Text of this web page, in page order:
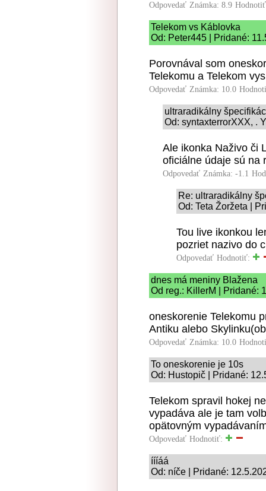
Odpovedať Známka: 8.9
Telekom vs Káblovka
Od: Peter445 | Pridané:
Porovnával som
Telekomu a Telekom
Odpovedať Známka: 10.0
ultraradikálny
Od: syntaxterrorXXX, .
Ale ikonka Naživo či
oficiálne údaje sú na
Odpovedať Známka: -1.1
Re: ultraradikálny
Od: Teta Žoržeta |
Tou live ikonkou
pozriet nazivo do
Odpovedať Hodnotiť:
dnes má meniny Blažena
Od reg.: KillerM | Pridané:
oneskorenie Telekomu
Antiku alebo
Odpovedať Známka: 10.0
To oneskorenie je 10s
Od: Hustopič | Pridané:
Telekom spravil hokej
vypadáva ale je tam
opätovným
Odpovedať Hodnotiť:
íííáá
Od: níče | Pridané: